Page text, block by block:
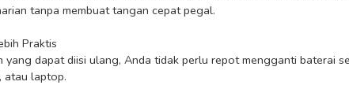
tanpa membuat tangan cepat pegal.
Praktis
atau laptop.